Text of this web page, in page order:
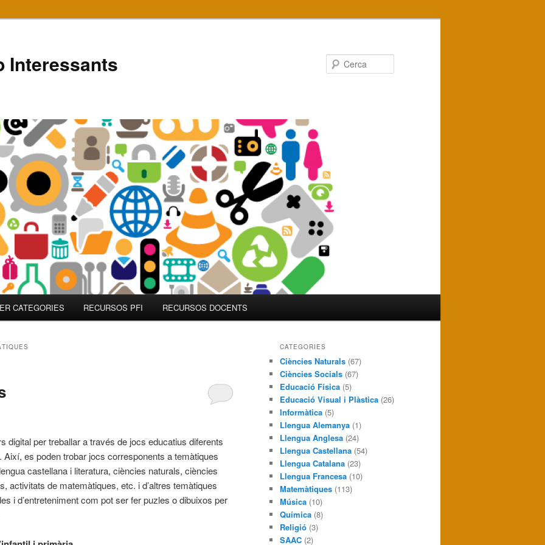
Interessants
CATEGORIES RECURSOS PFI RECURSOS DOCENTS
digital per treballar a través de jocs educatius diferents
Així, es poden trobar jocs corresponents a temàtiques
castellana i literatura, ciències naturals, ciències
activitats de matemàtiques, etc. i d’altres temàtiques
i d’entreteniment com pot ser fer puzles o dibuixos per
CATEGORIES
Ciències Naturals (67)
Ciències Socials (67)
Educació Física (5)
Educació Visual i Plàstica (26)
Informàtica (5)
Llengua Alemanya (1)
Llengua Anglesa (24)
Llengua Castellana (54)
Llengua Catalana (23)
Llengua Francesa (10)
Matemàtiques (113)
Música (10)
Química (8)
Religió (3)
SAAC (2)